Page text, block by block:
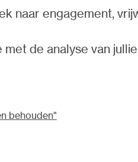
naar engagement,
de analyse van
behouden"